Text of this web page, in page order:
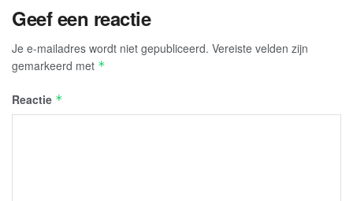
Geef een reactie
Je e-mailadres wordt niet gepubliceerd. Vereiste velden zijn
gemarkeerd met *
Reactie *